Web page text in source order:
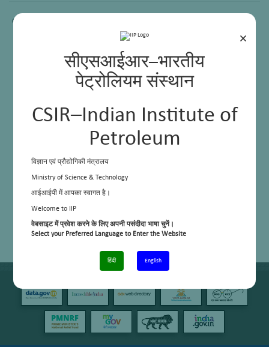
×
सीएसआईआर–भारतीय
पेट्रोलियम संस्थान
CSIR–Indian Institute of
Petroleum
विज्ञान एवं प्रौद्योगिकी मंत्रालय
Ministry of Science & Technology
आईआईपी में आपका स्वागत है।
Welcome to IIP
वेबसाइट में प्रवेश करने के लिए अपनी पसंदीदा भाषा चुनें।
Select your Preferred Language to Enter the Website
हिंदी English
Comming Soon.